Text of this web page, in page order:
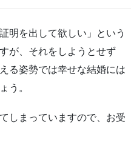
明を出して欲しい」という
が、それをしようとせず
る姿勢では幸せな結婚には
う。
しまっていますので、お受